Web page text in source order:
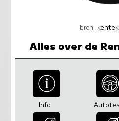
bron:
Alles over de
Info